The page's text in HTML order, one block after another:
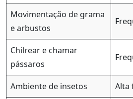
Movimentação de grama
e arbustos
Chilrear e chamar
pássaros
Ambiente de insetos Alta